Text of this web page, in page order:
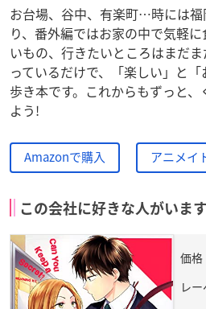
お台場、谷中、有楽町…時には
り、番外編ではお家の中で気軽
いもの、行きたいところはまだ
っているだけで、「楽しい」と
歩き本です。これからもずっと
よう!
Amazonで購入 アニメイ
この会社に好きな人がいま
価格
レ